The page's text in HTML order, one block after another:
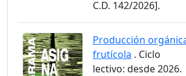
C.D. 142/2026].
Producción
frutícola . Ciclo
lectivo: desde 2026.